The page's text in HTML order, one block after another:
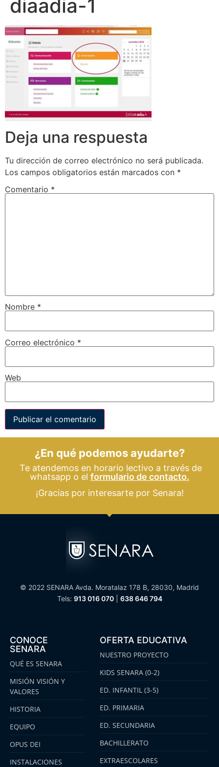
diaadia-1
Deja una respuesta
Tu dirección de correo electrónico no será publicada.
Los campos obligatorios están marcados con *
Comentario *
Nombre *
Correo electrónico *
Web
¿En qué podemos ayudarte?
Te atendemos en horario lectivo a través de
whatsapp o el formulario de contacto.
¡Gracias por interesarte por Senara!
© 2022 SENARA Avda. Moratalaz 178 B, 28030, Madrid
Tels: 913 016 070| 638 646 794
CONOCE
SENARA
QUÉ ES SENARA
MISIÓN VISIÓN Y
VALORES
HISTORIA
EQUIPO
OPUS DEI
INSTALACIONES
OFERTA EDUCATIVA
NUESTRO PROYECTO
KIDS SENARA (0-2)
ED. INFANTIL (3-5)
ED. PRIMARIA
ED. SECUNDARIA
BACHILLERATO
EXTRAESCOLARES